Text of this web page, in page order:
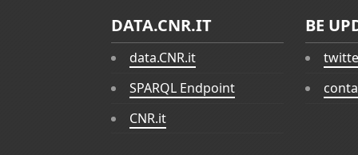
DATA.CNR.IT
data.CNR.it
SPARQL Endpoint
CNR.it
BE